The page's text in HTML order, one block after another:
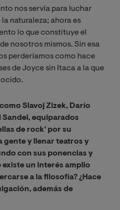
nos servía para luchar
naturaleza; ahora es
lo que constituye el
nosotros mismos. Sin esa
perderíamos como hace
de Joyce sin Itaca a la que
Slavoj Zizek, Darío
Sandel, equiparados
de rock’ por su
gente y llenar teatros y
con sus ponencias y
existe un interés amplio
a la filosofía? ¿Hace
además de